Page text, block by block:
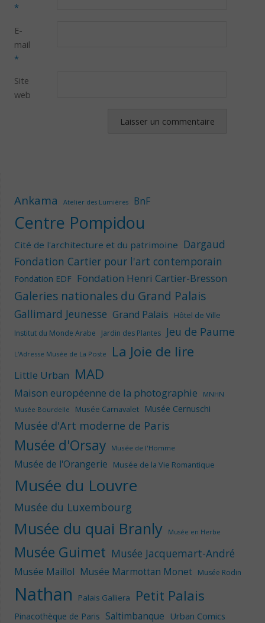
*
E-
mail
*
Site
web
Ankama Atelier des Lumières BnF
Centre Pompidou
Cité de l'architecture et du patrimoine Dargaud
Fondation Cartier pour l'art contemporain
Fondation EDF Fondation Henri Cartier-Bresson
Galeries nationales du Grand Palais
Gallimard Jeunesse Grand Palais Hôtel de Ville
Institut du Monde Arabe Jardin des Plantes Jeu de Paume
L'Adresse Musée de La Poste La Joie de lire
Little Urban MAD
Maison européenne de la photographie
MNHN
Musée Bourdelle
Musée Carnavalet Musée Cernuschi
Musée d'Art moderne de Paris
Musée d'Orsay Musée de l'Homme
Musée de l'Orangerie Musée de la Vie Romantique
Musée du Louvre
Musée du Luxembourg
Musée du quai Branly Musée en Herbe
Musée Guimet Musée Jacquemart-André
Musée Maillol Musée Marmottan Monet Musée Rodin
Nathan Palais Galliera Petit Palais
Pinacothèque de Paris Saltimbanque Urban Comics